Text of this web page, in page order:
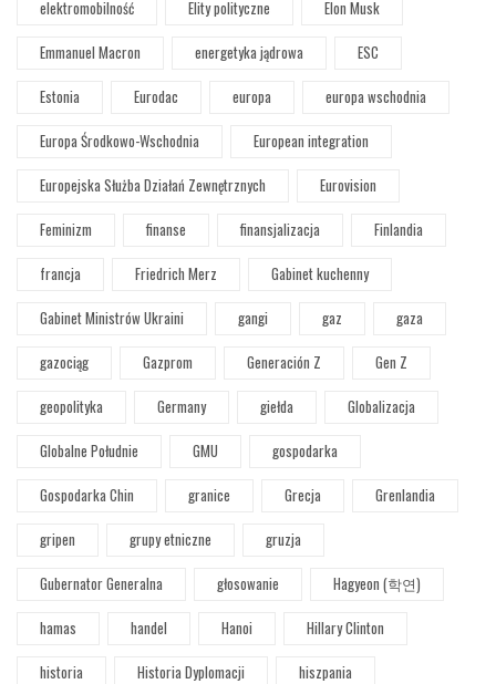
elektromobilność
Elity polityczne
Elon Musk
Emmanuel Macron
energetyka jądrowa
ESC
Estonia
Eurodac europa
europa wschodnia
Europa Środkowo-Wschodnia
European integration
Europejska Służba Działań Zewnętrznych
Eurovision
Feminizm
finanse finansjalizacja
Finlandia
francja
Friedrich Merz
Gabinet kuchenny
Gabinet Ministrów Ukraini
gangi gaz
gaza
gazociąg
Gazprom Generación Z
Gen Z
geopolityka
Germany giełda
Globalizacja
Globalne Południe
GMU
gospodarka
Gospodarka Chin
granice Grecja
Grenlandia
gripen
grupy etniczne
gruzja
Gubernator Generalna
głosowanie
Hagyeon (학연)
hamas
handel Hanoi
Hillary Clinton
historia
Historia Dyplomacji
hiszpania